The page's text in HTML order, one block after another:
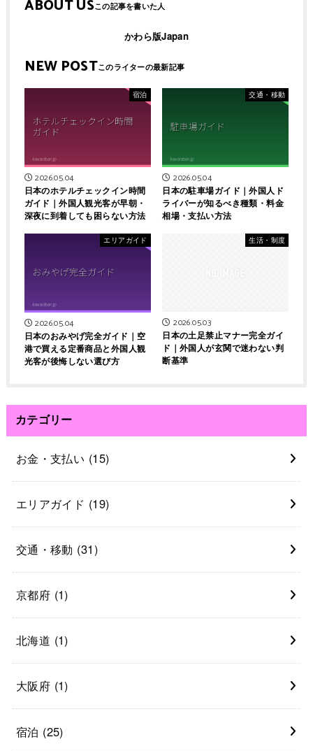
ABOUT US
かわら版Japan
NEW POST
宿泊
2026.05.04
日本のホテルチェックイン時間
ガイド｜外国人観光客が早朝・
深夜に到着しても困らない方法
交通・移動
2026.05.04
日本の駐車場ガイド｜外国人ド
ライバーが知るべき種類・料金
相場・支払い方法
エリアガイド
2026.05.04
日本のおみやげ完全ガイド｜空
港で買える定番商品と外国人観
光客が後悔しない選び方
生活・制度
2026.05.03
日本の土足禁止マナー完全ガイ
ド｜外国人が玄関で迷わない判
断基準
カテゴリー
お金・支払い (15)
エリアガイド (19)
交通・移動 (31)
京都府 (1)
北海道 (1)
大阪府 (1)
宿泊 (25)